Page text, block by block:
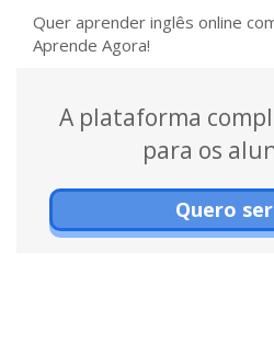
Quer aprender inglês online
Aprende Agora!
A plataforma
para os
Quero